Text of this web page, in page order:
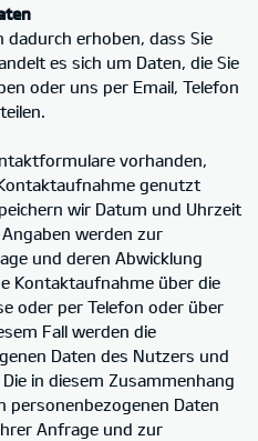
dadurch erhoben, dass Sie
es sich um Daten, die Sie
oder uns per Email, Telefon
vorhanden,
genutzt
wir Datum und Uhrzeit
werden zur
und deren Abwicklung
Kontaktaufnahme über die
oder per Telefon oder über
Fall werden die
Daten des Nutzers und
in diesem Zusammenhang
Daten
Anfrage und zur